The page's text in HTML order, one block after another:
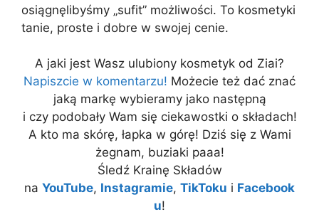
osiągnęlibyśmy „sufit” możliwości. To kosmetyki
tanie, proste i dobre w swojej cenie.
A jaki jest Wasz ulubiony kosmetyk od Ziai?
Napiszcie w komentarzu! Możecie też dać znać
jaką markę wybieramy jako następną
i czy podobały Wam się ciekawostki o składach!
A kto ma skórę, łapka w górę! Dziś się z Wami
żegnam, buziaki paaa!
Śledź Krainę Składów
na YouTube, Instagramie, TikToku i Facebook
u!